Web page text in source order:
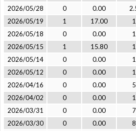
2026/05/28
0 0.00
2026/05/19
1 17.00 1
2026/05/18
0 0.00 1
2026/05/15
1 15.80 1
2026/05/14
0 0.00 1
2026/05/12
0 0.00 1
2026/04/16
0 0.00 5
2026/04/02
0 0.00 1
2026/03/31
0 0.00 7
2026/03/30
0 0.00 8